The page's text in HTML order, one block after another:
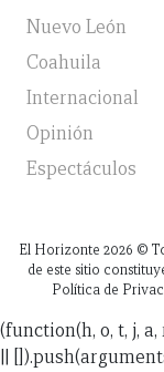
Nuevo León
Coahuila
Internacional
Opinión
Espectáculos
El Horizonte 2026 ©
de este sitio
Política de
(function(h, o, t, j,
||